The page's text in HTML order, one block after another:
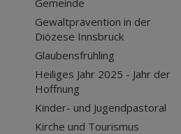
Gemeinde
Gewaltprävention in der
Diözese Innsbruck
Glaubensfrühling
Heiliges Jahr 2025 - Jahr der
Hoffnung
Kinder- und Jugendpastoral
Kirche und Tourismus